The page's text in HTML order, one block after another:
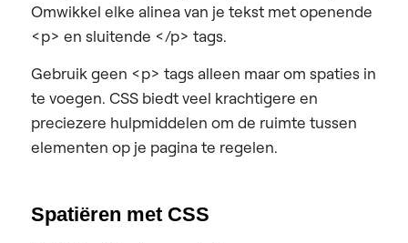
Omwikkel elke alinea van je tekst met openende
<p> en sluitende </p> tags.
Gebruik geen <p> tags alleen maar om spaties in
te voegen. CSS biedt veel krachtigere en
preciezere hulpmiddelen om de ruimte tussen
elementen op je pagina te regelen.
Spatiëren met CSS